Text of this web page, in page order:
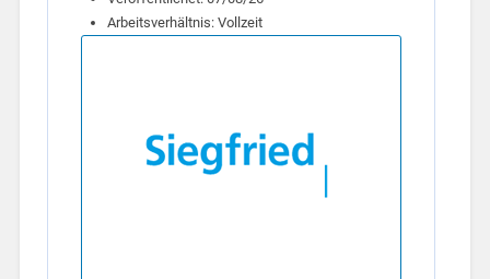
Arbeitsverhältnis: Vollzeit